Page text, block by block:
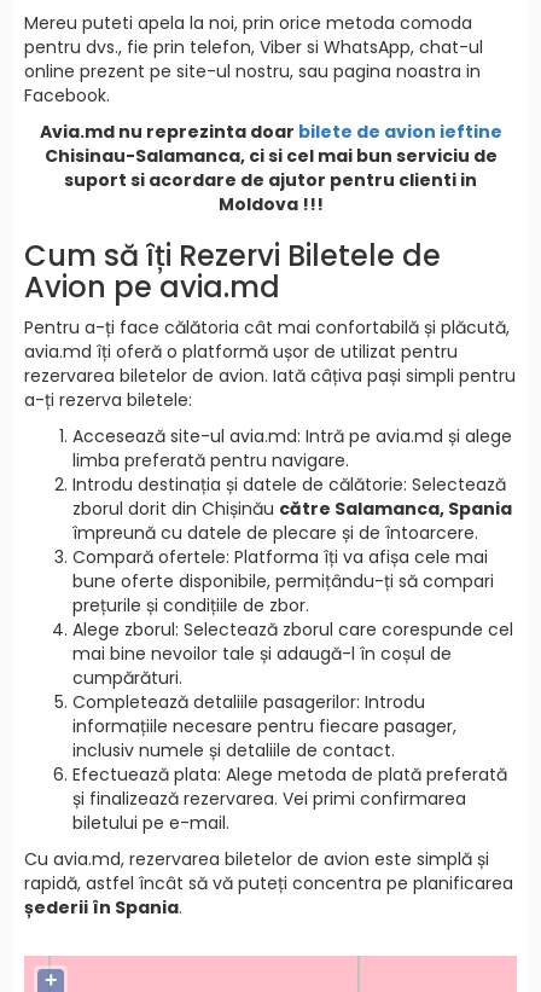
Mereu puteti apela la noi, prin orice metoda comoda
pentru dvs., fie prin telefon, Viber si WhatsApp, chat-ul
online prezent pe site-ul nostru, sau pagina noastra in
Facebook.
Avia.md nu reprezinta doar bilete de avion ieftine
Chisinau-Salamanca, ci si cel mai bun serviciu de
suport si acordare de ajutor pentru clienti in
Moldova !!!
Cum să îți Rezervi Biletele de
Avion pe avia.md
Pentru a-ți face călătoria cât mai confortabilă și plăcută,
avia.md îți oferă o platformă ușor de utilizat pentru
rezervarea biletelor de avion. Iată câțiva pași simpli pentru
a-ți rezerva biletele:
Accesează site-ul avia.md: Intră pe avia.md și alege
limba preferată pentru navigare.
Introdu destinația și datele de călătorie: Selectează
zborul dorit din Chișinău către Salamanca, Spania
împreună cu datele de plecare și de întoarcere.
Compară ofertele: Platforma îți va afișa cele mai
bune oferte disponibile, permițându-ți să compari
prețurile și condițiile de zbor.
Alege zborul: Selectează zborul care corespunde cel
mai bine nevoilor tale și adaugă-l în coșul de
cumpărături.
Completează detaliile pasagerilor: Introdu
informațiile necesare pentru fiecare pasager,
inclusiv numele și detaliile de contact.
Efectuează plata: Alege metoda de plată preferată
și finalizează rezervarea. Vei primi confirmarea
biletului pe e-mail.
Cu avia.md, rezervarea biletelor de avion este simplă și
rapidă, astfel încât să vă puteți concentra pe planificarea
șederii în Spania.
+